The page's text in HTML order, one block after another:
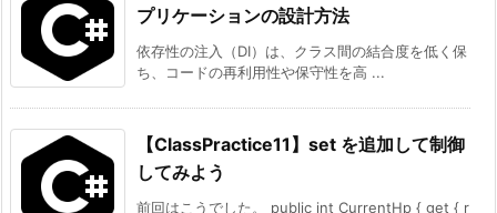
プリケーションの設計方法
依存性の注入（DI）は、クラス間の結合度を低く保
ち、コードの再利用性や保守性を高 ...
【ClassPractice11】set を追加して制御
してみよう
前回はこうでした。 public int CurrentHp { get { r